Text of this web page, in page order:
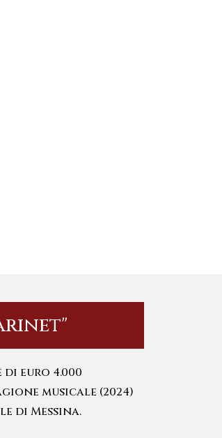
euro 4.000
musicale (2024)
di Messina.